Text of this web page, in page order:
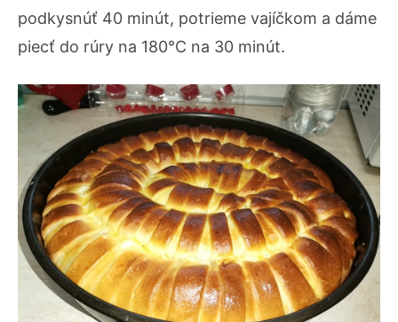
podkysnúť 40 minút, potrieme vajíčkom a dáme
piecť do rúry na 180°C na 30 minút.